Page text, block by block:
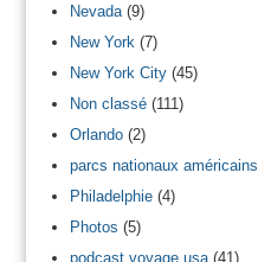
Nevada(9)
New York (7)
New York City(45)
Non classé(111)
Orlando(2)
parcs nationaux américains
Philadelphie(4)
Photos (5)
podcast voyage usa(41)